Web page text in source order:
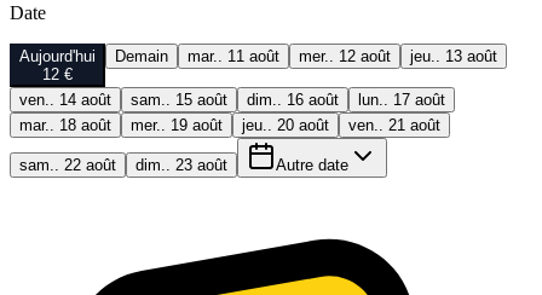
Date
Aujourd'hui
12 €
Demain mar.. 11 août mer.. 12 août jeu.. 13 août
ven.. 14 août sam.. 15 août dim.. 16 août
lun.. 17 août
mar.. 18 août
mer.. 19 août jeu.. 20 août ven.. 21 août
sam.. 22 août dim.. 23 août Autre date